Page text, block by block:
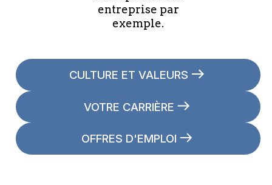
entreprise par
exemple.
CULTURE ET VALEURS
VOTRE CARRIÈRE
OFFRES D'EMPLOI